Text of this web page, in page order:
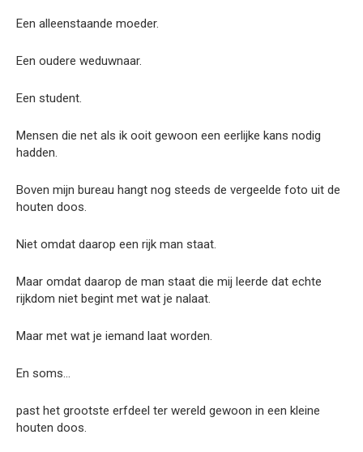
Een alleenstaande moeder.
Een oudere weduwnaar.
Een student.
Mensen die net als ik ooit gewoon een eerlijke kans nodig
hadden.
Boven mijn bureau hangt nog steeds de vergeelde foto uit de
houten doos.
Niet omdat daarop een rijk man staat.
Maar omdat daarop de man staat die mij leerde dat echte
rijkdom niet begint met wat je nalaat.
Maar met wat je iemand laat worden.
En soms…
past het grootste erfdeel ter wereld gewoon in een kleine
houten doos.